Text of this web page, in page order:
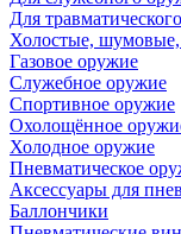
Для
Холостые, шумовые,
Газовое оружие
Служебное оружие
Спортивное оружие
Охолощённое
Холодное оружие
Пневматическое
Аксессуары для
Баллончики